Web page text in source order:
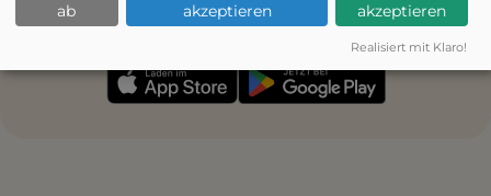
ab
akzeptieren
akzeptieren
Realisiert mit Klaro!